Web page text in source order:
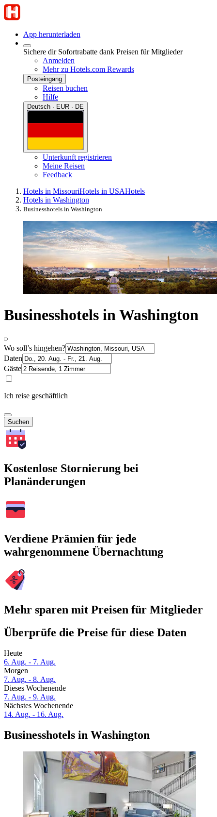
App herunterladen
Sichere dir Sofortrabatte dank Preisen für Mitglieder
Anmelden
Mehr zu Hotels.com Rewards
Posteingang
Reisen buchen
Hilfe
Deutsch · EUR · DE
Unterkunft registrieren
Meine Reisen
Feedback
Hotels in MissouriHotels in USAHotels
Hotels in Washington
Businesshotels in Washington
Businesshotels in Washington
Wo soll’s hingehen?
Daten
Gäste
Ich reise geschäftlich
Suchen
Kostenlose Stornierung bei
Planänderungen
Verdiene Prämien für jede
wahrgenommene Übernachtung
Mehr sparen mit Preisen für Mitglieder
Überprüfe die Preise für diese Daten
Heute
6. Aug. - 7. Aug.
Morgen
7. Aug. - 8. Aug.
Dieses Wochenende
7. Aug. - 9. Aug.
Nächstes Wochenende
14. Aug. - 16. Aug.
Businesshotels in Washington